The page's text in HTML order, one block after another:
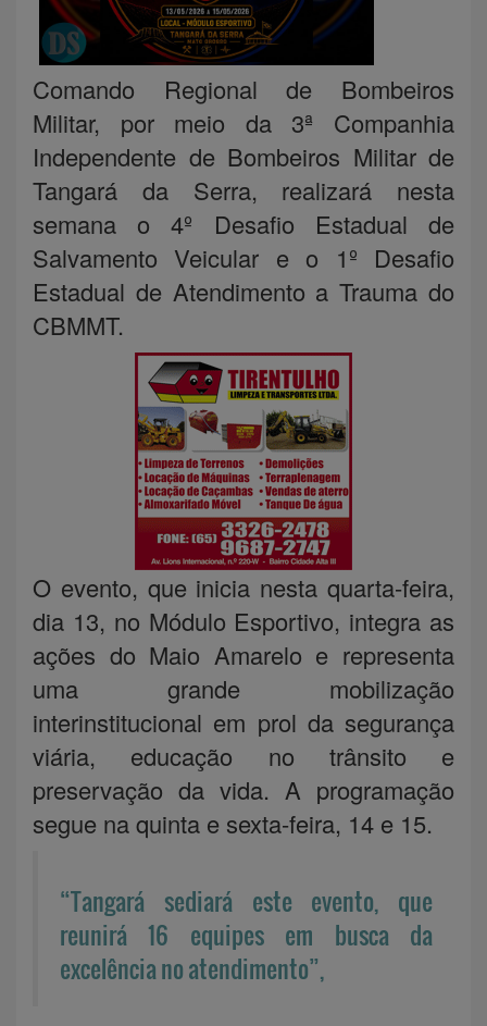
Comando Regional de Bombeiros
Militar, por meio da 3ª Companhia
Independente de Bombeiros Militar de
Tangará da Serra, realizará nesta
semana o 4º Desafio Estadual de
Salvamento Veicular e o 1º Desafio
Estadual de Atendimento a Trauma do
CBMMT.
O evento, que inicia nesta quarta-feira,
dia 13, no Módulo Esportivo, integra as
ações do Maio Amarelo e representa
uma grande mobilização
interinstitucional em prol da segurança
viária, educação no trânsito e
preservação da vida. A programação
segue na quinta e sexta-feira, 14 e 15.
“Tangará sediará este evento, que
reunirá 16 equipes em busca da
excelência no atendimento”,